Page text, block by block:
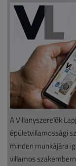
A Villanyszerelők
épületvillamossági
minden munkájára
villamos